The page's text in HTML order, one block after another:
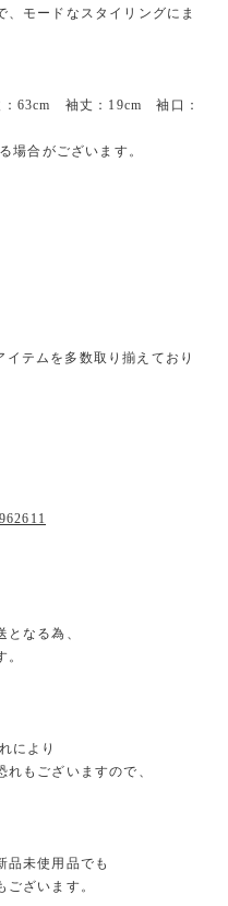
モードなスタイリングにま
63cm 袖丈：19cm 袖口：
場合がございます。
テムを多数取り揃えており
なる為、
により
もございますので、
未使用品でも
ざいます。